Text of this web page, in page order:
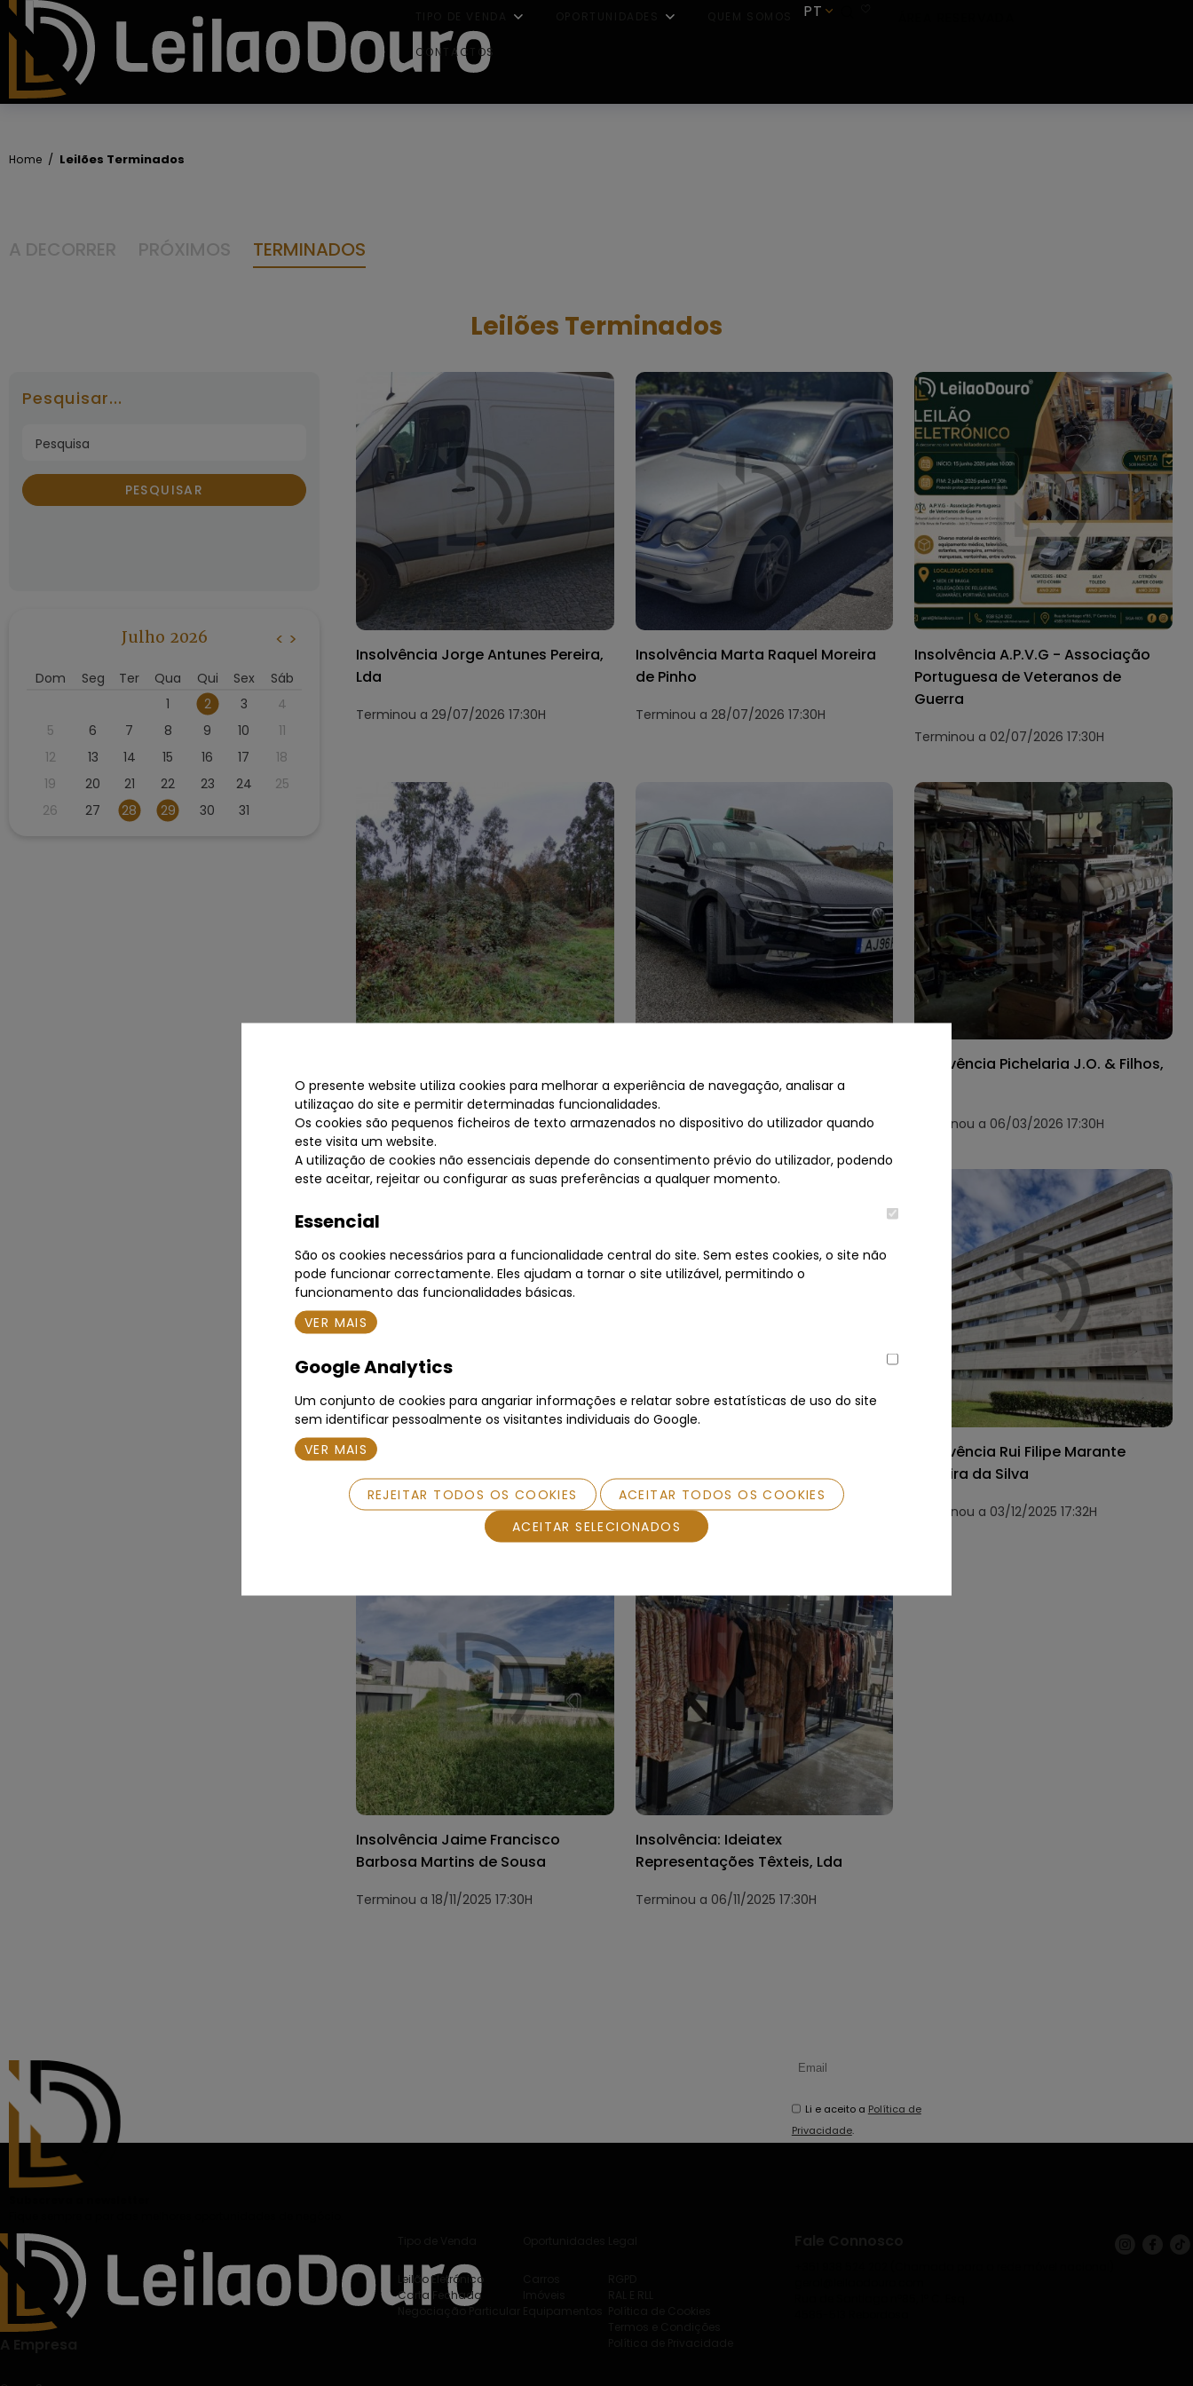
O presente website utiliza cookies para melhorar a experiência de navegação, analisar a
utilizaçao do site e permitir determinadas funcionalidades.
Os cookies são pequenos ficheiros de texto armazenados no dispositivo do utilizador quando
este visita um website.
A utilização de cookies não essenciais depende do consentimento prévio do utilizador, podendo
este aceitar, rejeitar ou configurar as suas preferências a qualquer momento.
Essencial
São os cookies necessários para a funcionalidade central do site. Sem estes cookies, o site não
pode funcionar correctamente. Eles ajudam a tornar o site utilizável, permitindo o
funcionamento das funcionalidades básicas.
VER MAIS
Google Analytics
Um conjunto de cookies para angariar informações e relatar sobre estatísticas de uso do site
sem identificar pessoalmente os visitantes individuais do Google.
VER MAIS
REJEITAR TODOS OS COOKIES
ACEITAR TODOS OS COOKIES
ACEITAR SELECIONADOS
CONTACTOS
PT
Home Leilões Terminados
A DECORRER PRÓXIMOS TERMINADOS
Leilões Terminados
Pesquisar...
PESQUISAR
< >
Julho 2026
Dom Seg Ter Qua Qui Sex
Sáb
1
2 3
4
5
6 7 8 9 10
11
12
13 14 15 16 17
18
19
20 21 22 23 24
25
26
27 28 29 30 31
Insolvência Jorge Antunes Pereira,
Lda
Terminou a 29/07/2026 17:30H
Insolvência Marta Raquel Moreira
de Pinho
Terminou a 28/07/2026 17:30H
Insolvência A.P.V.G - Associação
Portuguesa de Veteranos de
Guerra
Terminou a 02/07/2026 17:30H
Sampaio
Terminou a 12/06/2026 17:30H
Unipessoal, Lda
Terminou a 11/03/2026 17:33H
Insolvência Pichelaria J.O. & Filhos,
Terminou a 06/03/2026 17:30H
Insolvência Anabela Maria Carneiro
Fernandes Borges
Terminou a 05/02/2026 17:30H
Vestuário, Unipessoal, Lda
Terminou a 22/01/2026 17:30H
Insolvência Rui Filipe Marante
Ferreira da Silva
Terminou a 03/12/2025 17:32H
Insolvência Jaime Francisco
Barbosa Martins de Sousa
Terminou a 18/11/2025 17:30H
Insolvência: Ideiatex
Representações Têxteis, Lda
Terminou a 06/11/2025 17:30H
Li e aceito a Política de
Privacidade.
Leilão Eletrónico
Carta Fechada
Negociação Particular